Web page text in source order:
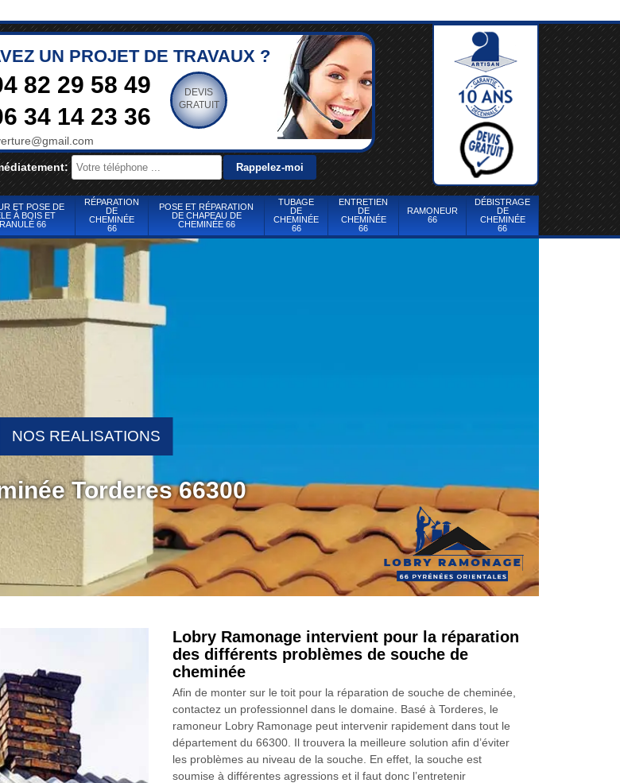
UN PROJET DE TRAVAUX ?
82 29 58 49
34 14 23 36
DEVIS
GRATUIT
ET POSE DE
À BOIS ET
66
RÉPARATION
DE
CHEMINÉE
66
POSE ET RÉPARATION
DE CHAPEAU DE
CHEMINÉE 66
TUBAGE
DE
CHEMINÉE
66
ENTRETIEN
DE
CHEMINÉE
66
RAMONEUR
66
DÉBISTRAGE
DE
CHEMINÉE
66
Torderes 66300
NOS REALISATIONS
Lobry Ramonage intervient pour la réparation
des différents problèmes de souche de
cheminée
Afin de monter sur le toit pour la réparation de souche de cheminée,
contactez un professionnel dans le domaine. Basé à Torderes, le
ramoneur Lobry Ramonage peut intervenir rapidement dans tout le
département du 66300. Il trouvera la meilleure solution afin d’éviter
les problèmes au niveau de la souche. En effet, la souche est
soumise à différentes agressions et il faut donc l’entretenir